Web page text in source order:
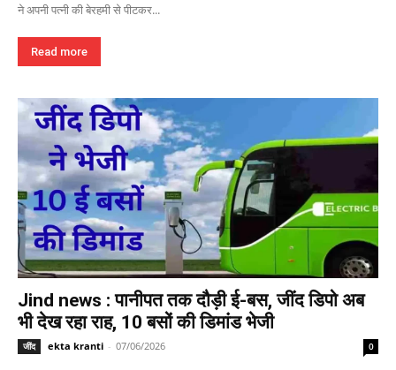
ने अपनी पत्नी की बेरहमी से पीटकर...
Read more
Jind news : पानीपत तक दौड़ी ई-बस, जींद डिपो अब
भी देख रहा राह, 10 बसों की डिमांड भेजी
जींद ekta kranti - 07/06/2026 0